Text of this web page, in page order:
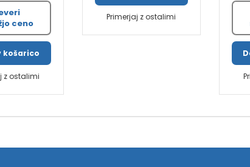
ceno
košarico
z ostalimi
Primerjaj z ostalimi